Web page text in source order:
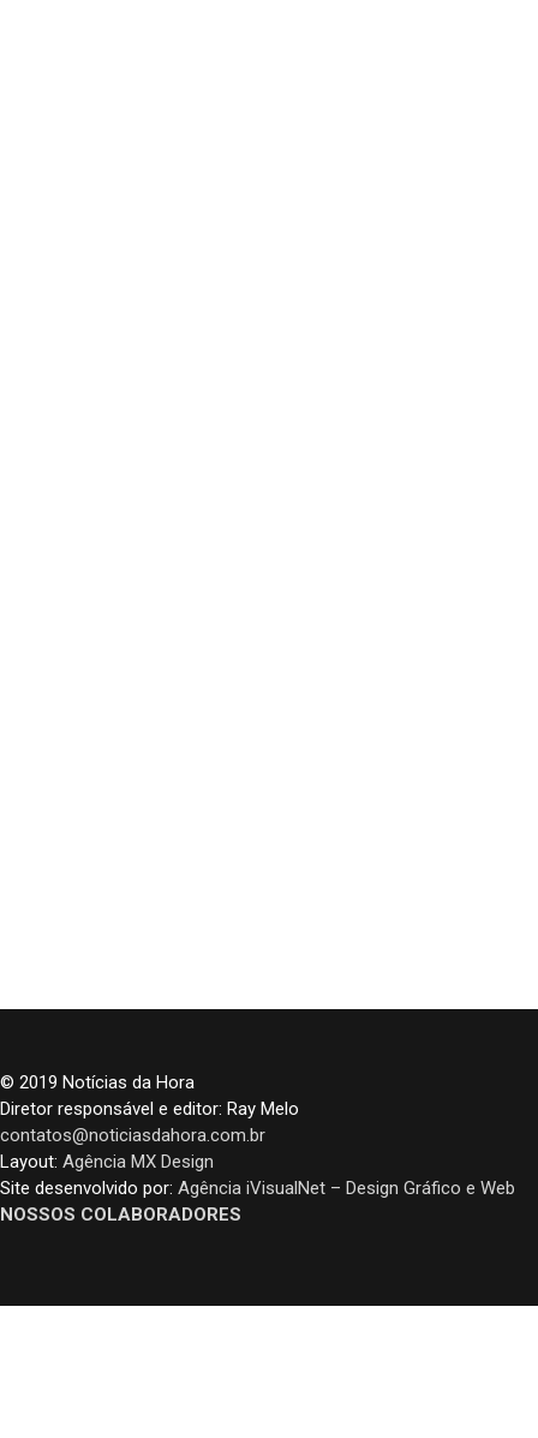
© 2019 Notícias da Hora
Diretor responsável e editor: Ray Melo
contatos@noticiasdahora.com.br
Layout: Agência MX Design
Site desenvolvido por: Agência iVisualNet – Design Gráfico e Web
NOSSOS COLABORADORES